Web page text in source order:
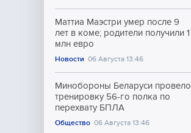
Маттиа Маэстри умер после 9
лет в коме; родители получили 1
млн евро
Новости 06 Августа 13:46
Минобороны Беларуси провело
тренировку 56-го полка по
перехвату БПЛА
Общество 06 Августа 13:46